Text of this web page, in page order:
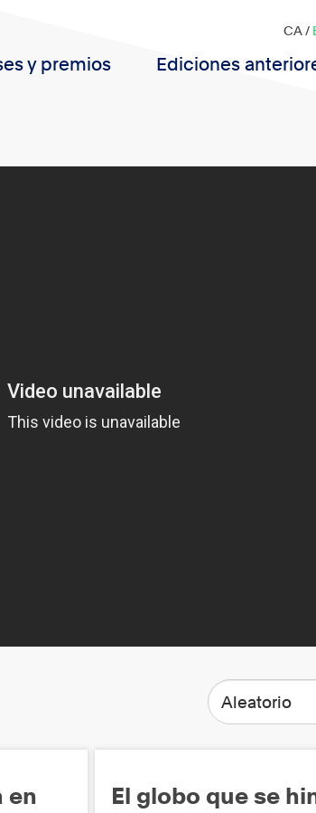
y premios Ediciones
CA/
Aleatorio
en
El globo que se